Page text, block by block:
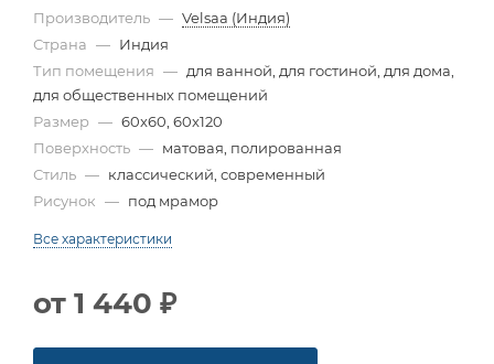
Производитель — Velsaa (Индия)
Страна — Индия
Тип помещения — для ванной, для гостиной, для дома,
для общественных помещений
Размер — 60x60, 60x120
Поверхность — матовая, полированная
Стиль — классический, современный
Рисунок — под мрамор
Все характеристики
от 1 440 ₽